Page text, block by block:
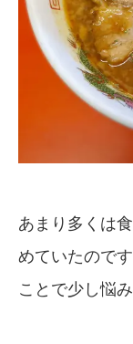
あまり多くは
めていたので
ことで少し悩み